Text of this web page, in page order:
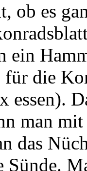
ob es
ein
die
essen).
man
das
Sünde.